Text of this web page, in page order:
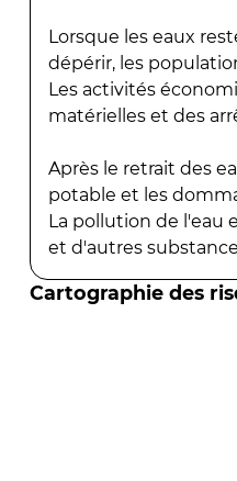
Lorsque les eaux
dépérir, les
Les activités
matérielles et des
Après le retrait des
potable et les
La pollution de l'eau
et d'autres
Cartographie des